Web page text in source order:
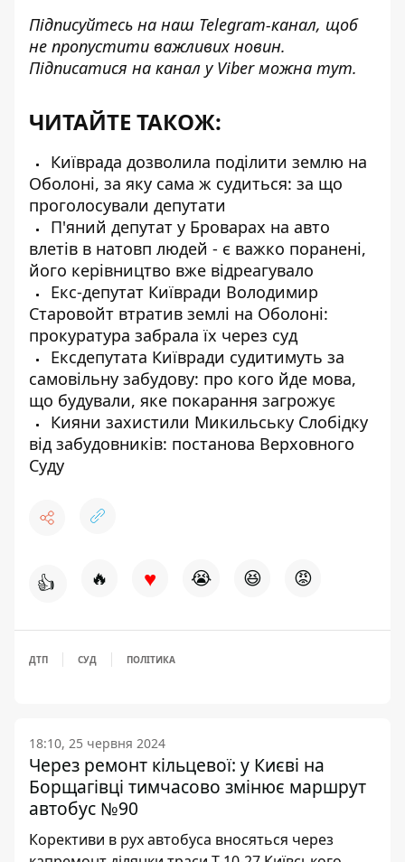
Підписуйтесь на наш Telegram-канал, щоб
не пропустити важливих новин.
Підписатися на канал у Viber можна тут.
ЧИТАЙТЕ ТАКОЖ:
Київрада дозволила поділити землю на
Оболоні, за яку сама ж судиться: за що
проголосували депутати
П'яний депутат у Броварах на авто
влетів в натовп людей - є важко поранені,
його керівництво вже відреагувало
Екс-депутат Київради Володимир
Старовойт втратив землі на Оболоні:
прокуратура забрала їх через суд
Ексдепутата Київради судитимуть за
самовільну забудову: про кого йде мова,
що будували, яке покарання загрожує
Кияни захистили Микильську Слобідку
від забудовників: постанова Верховного
Суду
👍 🔥 ♥ 😭 😆 😡
ДТП СУД ПОЛІТИКА
18:10, 25 червня 2024
Через ремонт кільцевої: у Києві на
Борщагівці тимчасово змінює маршрут
автобус №90
Корективи в рух автобуса вносяться через